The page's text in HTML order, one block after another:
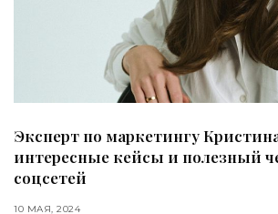
Эксперт по маркетингу
интересные кейсы и полезный
соцсетей
10 МАЯ, 2024